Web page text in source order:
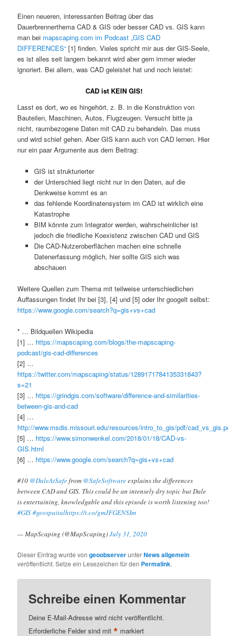
Einen neueren, interessanten Beitrag über das
Dauerbrennerthema CAD & GIS oder besser CAD vs. GIS kann
man bei mapscaping.com im Podcast „GIS CAD
DIFFERENCES“ [1] finden. Vieles spricht mir aus der GIS-Seele,
es ist alles seit langem bekannt wird aber gern immer wieder
ignoriert. Bei allem, was CAD geleistet hat und noch leistet:
CAD ist KEIN GIS!
Lasst es dort, wo es hingehört, z. B. in die Konstruktion von
Bauteilen, Maschinen, Autos, Flugzeugen. Versucht bitte ja
nicht, raumbezogene Daten mit CAD zu behandeln. Das muss
und wird schief gehen. Aber GIS kann auch von CAD lernen. Hier
nur ein paar Argumente aus dem Beitrag:
GIS ist strukturierter
der Unterschied liegt nicht nur in den Daten, auf die
Denkweise kommt es an
das fehlende Koordinatensystem im CAD ist wirklich eine
Katastrophe
BIM könnte zum Integrator werden, wahrscheinlicher ist
jedoch die friedliche Koexistenz zwischen CAD und GIS
Die CAD-Nutzeroberflächen machen eine schnelle
Datenerfassung möglich, hier sollte GIS sich was
abschauen
Weitere Quellen zum Thema mit teilweise unterschiedlichen
Auffassungen findet Ihr bei [3], [4] und [5] oder Ihr googelt selbst:
https://www.google.com/search?q=gis+vs+cad
* … Bildquellen Wikipedia
[1] … https://mapscaping.com/blogs/the-mapscaping-
podcast/gis-cad-differences
[2] …
https://twitter.com/mapscaping/status/1289171784135331843?
s=21
[3] … https://grindgis.com/software/difference-and-similarities-
between-gis-and-cad
[4] …
http://www.msdis.missouri.edu/resources/intro_to_gis/pdf/
[5] … https://www.simonwenkel.com/2018/01/18/CAD-vs-
GIS.html
[6] … https://www.google.com/search?q=gis+vs+cad
#10 @DaleAtSafefrom @SafeSoftwareexplains the differences
between CAD and GIS. This could be an intensely dry topic but Dale
is entertaining, knowledgable and this episode is worth listening too!
#GIS#geospaitalhttps://t.co/gmJFGENSIm
— MapScaping (@MapScaping)July 31, 2020
Dieser Eintrag wurde vongeoobserverunterNews allgemein
veröffentlicht. Setze ein Lesezeichen für den Permalink.
Schreibe einen Kommentar
Deine E-Mail-Adresse wird nicht veröffentlicht.
Erforderliche Felder sind mit* markiert